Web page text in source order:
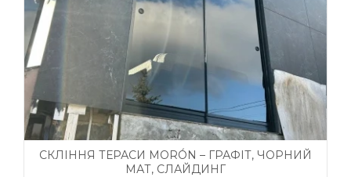
СКЛІННЯ ТЕРАСИ MORÓN – ГРАФІТ, ЧОРНИЙ
МАТ, СЛАЙДИНГ